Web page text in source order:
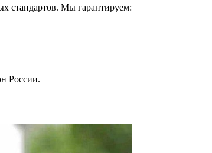
стандартов. Мы гарантируем:
России.